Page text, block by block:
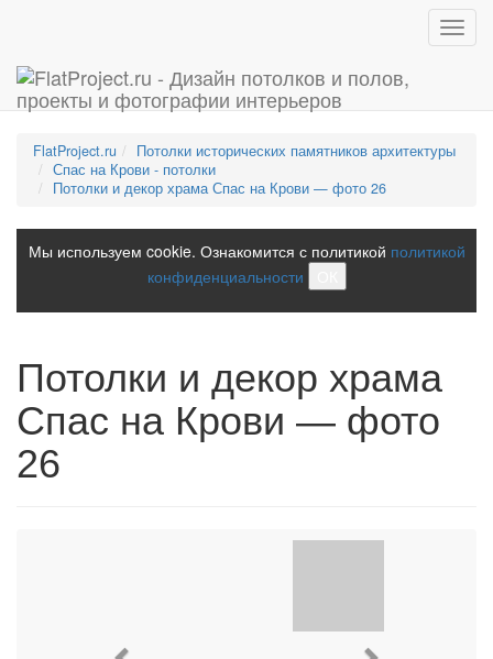
FlatProject.ru
Потолки исторических памятников архитектуры
Спас на Крови - потолки
Потолки и декор храма Спас на Крови — фото 26
Мы используем cookie. Ознакомится с политикой политикой
конфиденциальности
Потолки и декор храма
Спас на Крови — фото
26